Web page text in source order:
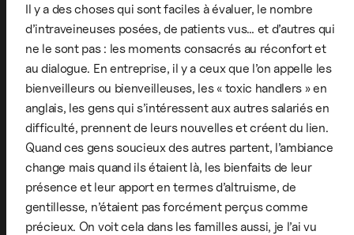
Il y a des choses qui sont faciles à évaluer, le nombre
d’intraveineuses posées, de patients vus… et d’autres qui
ne le sont pas : les moments consacrés au réconfort et
au dialogue. En entreprise, il y a ceux que l’on appelle les
bienveilleurs ou bienveilleuses, les « toxic handlers » en
anglais, les gens qui s’intéressent aux autres salariés en
difficulté, prennent de leurs nouvelles et créent du lien.
Quand ces gens soucieux des autres partent, l’ambiance
change mais quand ils étaient là, les bienfaits de leur
présence et leur apport en termes d’altruisme, de
gentillesse, n’étaient pas forcément perçus comme
précieux. On voit cela dans les familles aussi, je l’ai vu